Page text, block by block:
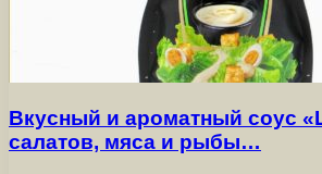
Вкусный и ароматный соус
салатов, мяса и рыбы…